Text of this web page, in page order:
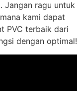
Jangan ragu untuk
kami dapat
PVC terbaik dari
dengan optimal!